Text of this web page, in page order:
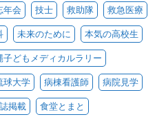
年会 技士 救助隊 救急医療
未来のために 本気の高校生
子どもメディカルラリー
球大学 病棟看護師 病院見学
掲載 食堂とまと